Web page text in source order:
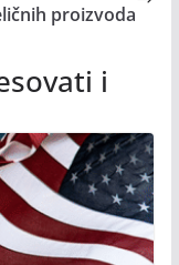
proizvoda
i